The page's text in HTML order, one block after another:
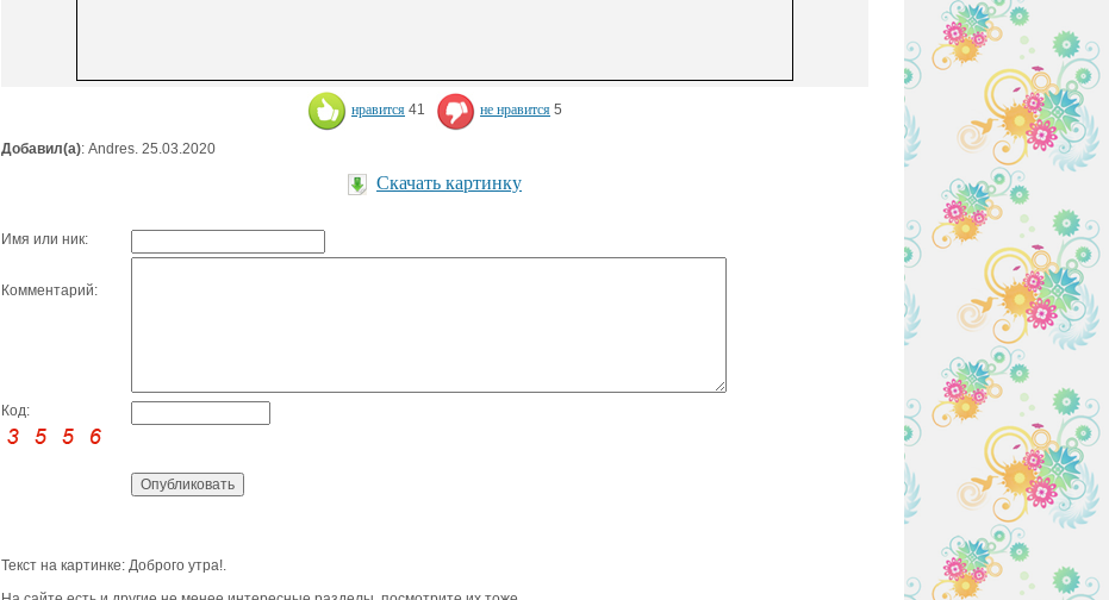
нравится 41 не нравится 5
Добавил(а): Andres. 25.03.2020
Скачать картинку
Имя или ник:
Комментарий:
Код:
Текст на картинке: Доброго утра!.